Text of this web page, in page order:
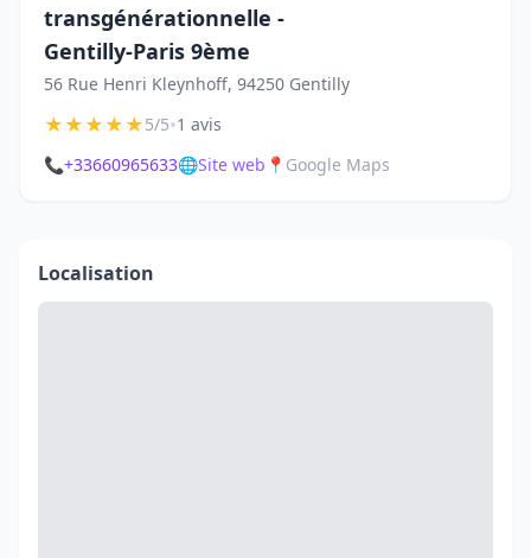
transgénérationnelle -
Gentilly-Paris 9ème
56 Rue Henri Kleynhoff, 94250 Gentilly
★★★★★5/5•1 avis
📞+33660965633🌐Site web 📍 Google Maps
Localisation